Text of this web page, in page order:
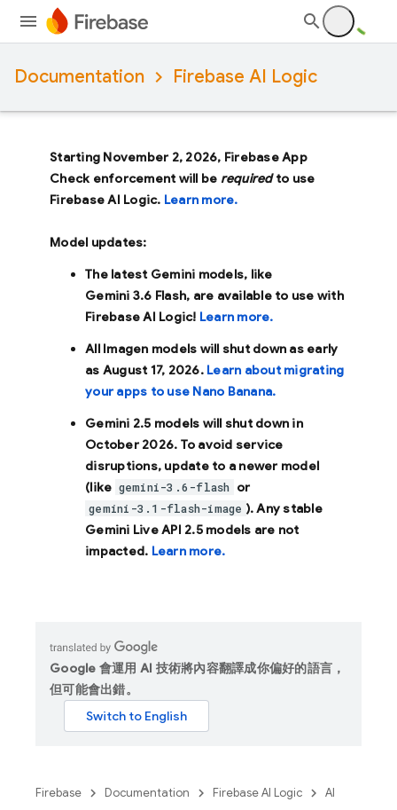
Documentation Firebase AI Logic
Starting November 2, 2026, Firebase App
Check enforcement will be requiredto use
Firebase AI Logic. Learn more.
Model updates:
The latest Gemini models, like
Gemini 3.6 Flash, are available to use with
Firebase AI Logic! Learn more.
All Imagen models will shut down as early
as August 17, 2026. Learn about migrating
your apps to use Nano Banana.
Gemini 2.5 models will shut down in
October 2026. To avoid service
disruptions, update to a newer model
(like gemini-3.6-flash or
gemini-3.1-flash-image ). Any stable
Gemini Live API 2.5 models are not
impacted. Learn more.
Google 會運用 AI 技術將內容翻譯成你偏好的語言，
但可能會出錯。
Firebase Documentation Firebase AI Logic AI